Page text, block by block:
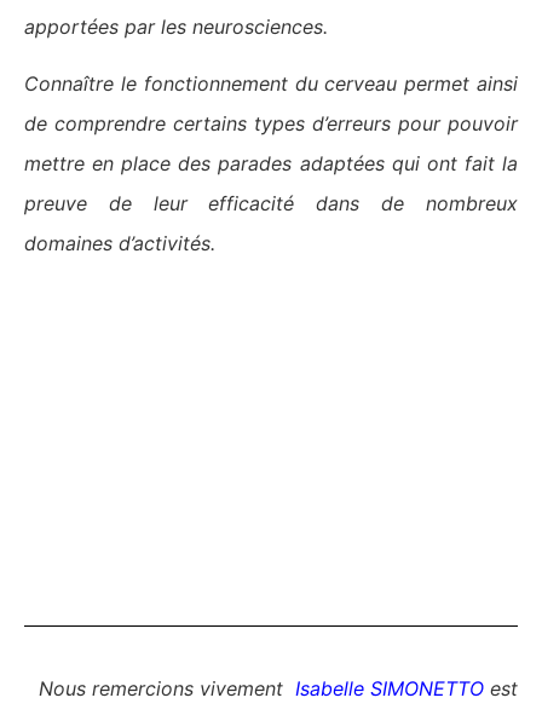
apportées par les neurosciences.
Connaître le fonctionnement du cerveau permet ainsi
de comprendre certains types d’erreurs pour pouvoir
mettre en place des parades adaptées qui ont fait la
preuve de leur efficacité dans de nombreux
domaines d’activités.
Nous remercions vivement Isabelle SIMONETTO est